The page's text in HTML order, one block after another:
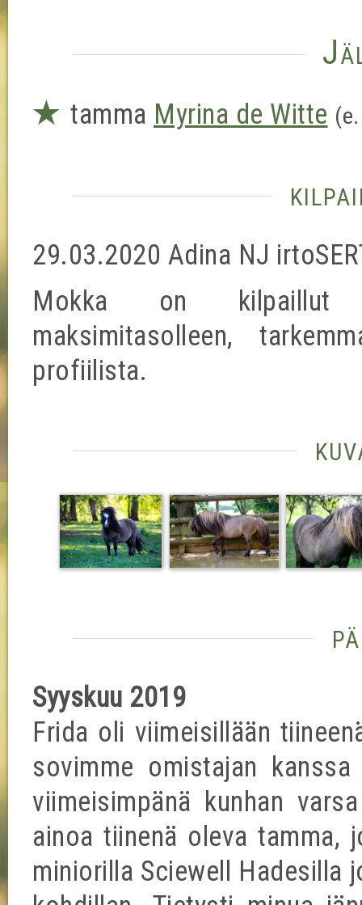
★ tamma Myrina de Witte
29.03.2020 Adina NJ
Mokka on kilpaillut
maksimitasolleen,
profiilista.
Syyskuu 2019
Frida oli viimeisillään
sovimme omistajan
viimeisimpänä kunhan
ainoa tiinenä oleva tamma,
miniorilla Sciewell Hadesilla